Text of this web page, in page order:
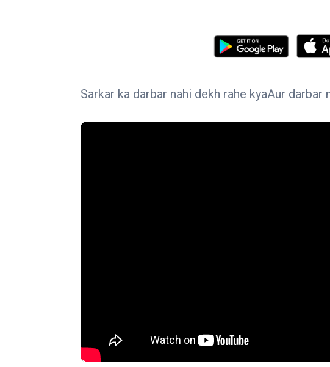
Sarkar ka darbar nahi dekh rahe kyaAur darbar